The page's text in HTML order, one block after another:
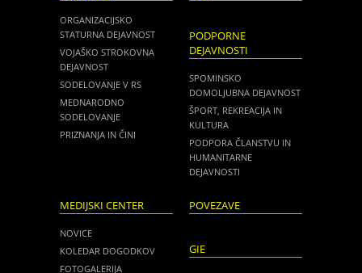
ORGANIZACIJSKO
STATURNA DEJAVNOST
VOJAŠKO STROKOVNA
DEJAVNOST
SODELOVANJE V RS
MEDNARODNO
SODELOVANJE
PRIZNANJA IN ČINI
PODPORNE
DEJAVNOSTI
SPOMINSKO
DOMOLJUBNA DEJAVNOST
ŠPORT, REKREACIJA IN
KULTURA
PODPORA ČLANSTVU IN
HUMANITARNE
DEJAVNOSTI
MEDIJSKI CENTER
NOVICE
KOLEDAR DOGODKOV
FOTOGALERIJA
POVEZAVE
GIE